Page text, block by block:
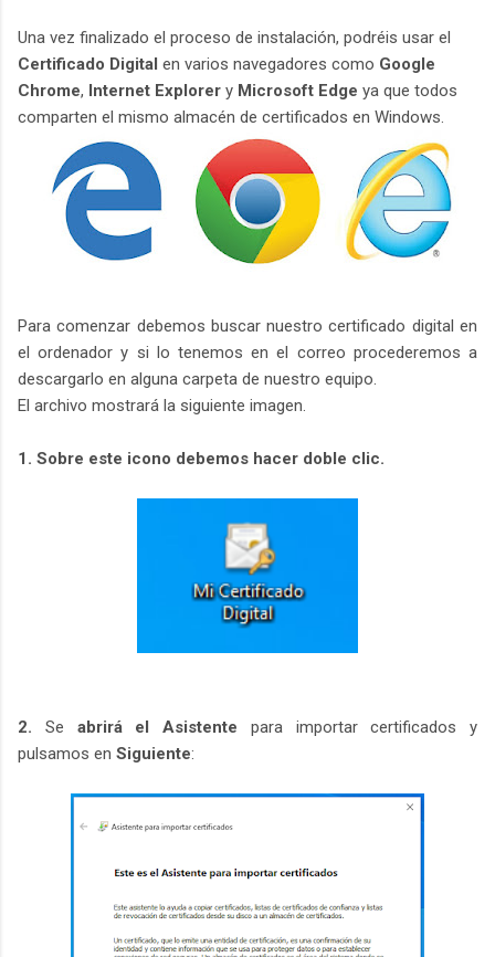
Una vez finalizado el proceso de instalación, podréis usar el
Certificado Digital en varios navegadores como Google
Chrome, Internet Explorer y Microsoft Edge ya que todos
comparten el mismo almacén de certificados en Windows.
Para comenzar debemos buscar nuestro certificado digital en
el ordenador y si lo tenemos en el correo procederemos a
descargarlo en alguna carpeta de nuestro equipo.
El archivo mostrará la siguiente imagen.
1. Sobre este icono debemos hacer doble clic.
2. Se abrirá el Asistente para importar certificados y
pulsamos en Siguiente: